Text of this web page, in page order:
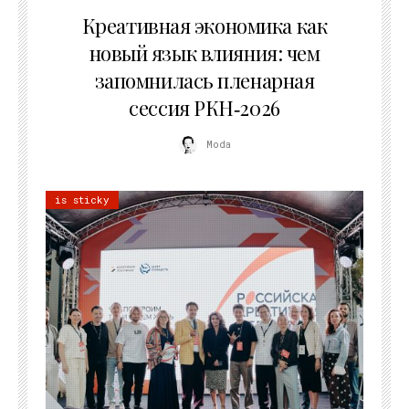
Креативная экономика как
новый язык влияния: чем
запомнилась пленарная
сессия РКН‑2026
Moda
is sticky